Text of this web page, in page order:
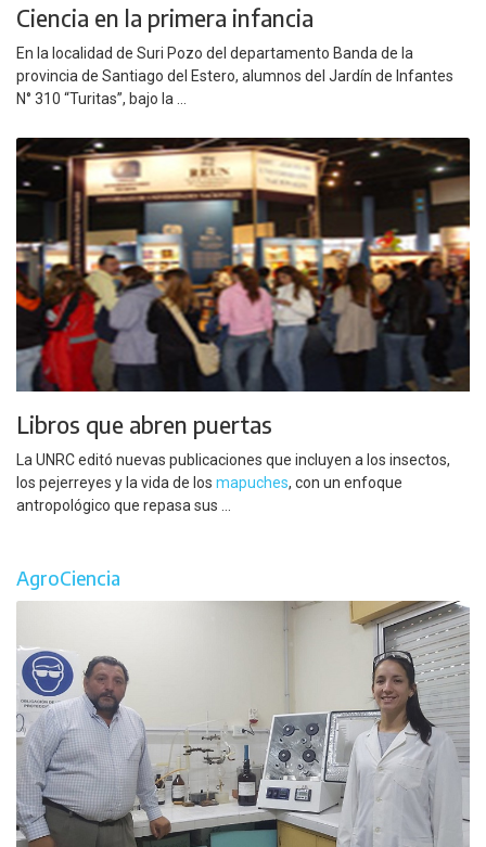
Ciencia en la primera infancia
En la localidad de Suri Pozo del departamento Banda de la
provincia de Santiago del Estero, alumnos del Jardín de Infantes
N° 310 “Turitas”, bajo la ...
Libros que abren puertas
La UNRC editó nuevas publicaciones que incluyen a los insectos,
los pejerreyes y la vida de los mapuches, con un enfoque
antropológico que repasa sus ...
AgroCiencia